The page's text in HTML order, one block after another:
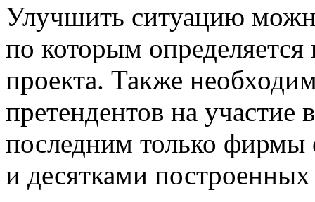
Улучшить ситуацию
по которым
проекта. Также
претендентов на участие
последним только фирмы
и десятками